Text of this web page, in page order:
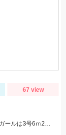
67 view
ハリス4号6ｍ2本針を使用しました。同船していた釣りガールは3号6ｍ2本針でマダイ6.4kgを釣っていました！